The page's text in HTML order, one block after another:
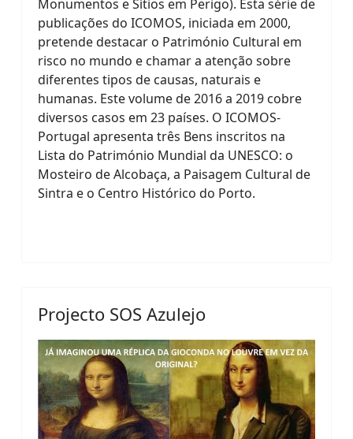
Monumentos e Sítios em Perigo). Esta série de
publicações do ICOMOS, iniciada em 2000,
pretende destacar o Património Cultural em
risco no mundo e chamar a atenção sobre
diferentes tipos de causas, naturais e
humanas. Este volume de 2016 a 2019 cobre
diversos casos em 23 países. O ICOMOS-
Portugal apresenta três Bens inscritos na
Lista do Património Mundial da UNESCO: o
Mosteiro de Alcobaça, a Paisagem Cultural de
Sintra e o Centro Histórico do Porto.
Projecto SOS Azulejo